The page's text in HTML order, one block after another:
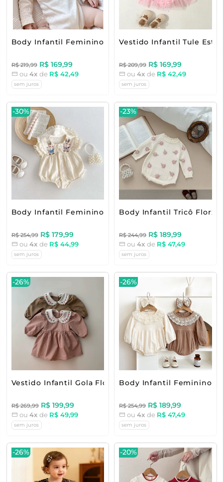
Body Infantil Feminino Babadinhos
R$ 219,99 R$ 169,99
ou 4x de R$ 42,49
sem juros
Vestido Infantil Tule
R$ 209,99 R$ 169,99
ou 4x de R$ 42,49
sem juros
-30%
Body Infantil Feminino Coelhinhos
R$ 254,99 R$ 179,99
ou 4x de R$ 44,99
sem juros
-23%
Body Infantil Tricô
R$ 244,99 R$ 189,99
ou 4x de R$ 47,49
sem juros
-26%
Vestido Infantil Gola Florzinhas
R$ 269,99 R$ 199,99
ou 4x de R$ 49,99
sem juros
-26%
Body Infantil Feminino
R$ 254,99 R$ 189,99
ou 4x de R$ 47,49
sem juros
-26% -20%